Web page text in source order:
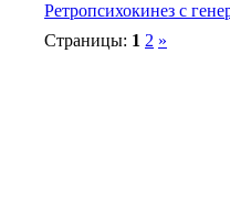
Ретропсихокинез с
Страницы: 1 2 »